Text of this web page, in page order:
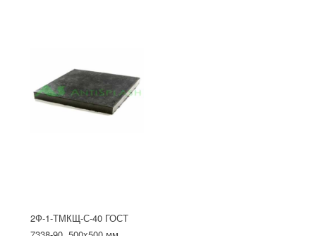
2Ф-1-ТМКЩ-С-40 ГОСТ
7338-90, 500x500 мм